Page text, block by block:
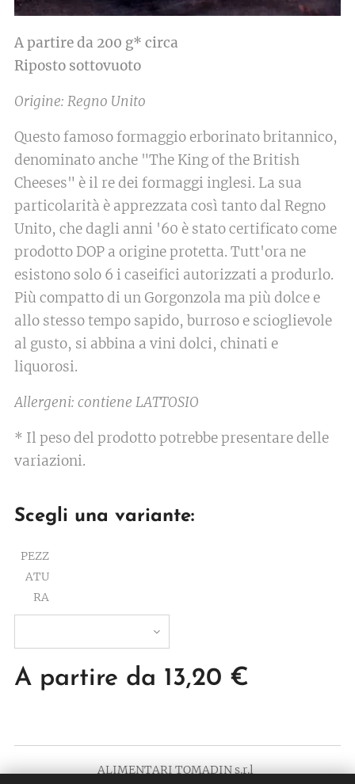
A partire da 200 g* circa
Riposto sottovuoto
Origine: Regno Unito
Questo famoso formaggio erborinato britannico,
denominato anche "The King of the British
Cheeses" è il re dei formaggi inglesi. La sua
particolarità è apprezzata così tanto dal Regno
Unito, che dagli anni '60 è stato certificato come
prodotto DOP a origine protetta. Tutt'ora ne
esistono solo 6 i caseifici autorizzati a produrlo.
Più compatto di un Gorgonzola ma più dolce e
allo stesso tempo sapido, burroso e scioglievole
al gusto, si abbina a vini dolci, chinati e
liquorosi.
Allergeni: contiene LATTOSIO
* Il peso del prodotto potrebbe presentare delle
variazioni.
Scegli una variante:
PEZZ
ATU
RA
A partire da 13,20 €
ALIMENTARI TOMADIN s.r.l